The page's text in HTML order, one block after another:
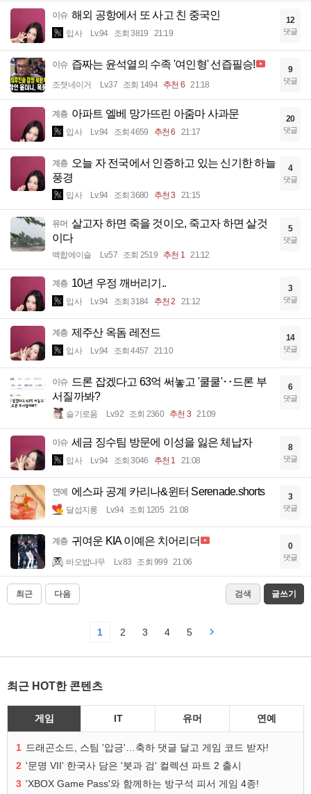
이슈 해외 공항에서 또 사고 친 중국인
입사 Lv.94 조회 3819 21:19
12
댓글
이슈 즙짜는 윤석열의 수족 '여인형' 선즙필승!
조졋네이거 Lv.37 조회 1494 추천 6 21:18
9
댓글
계층 아파트 엘베 망가뜨린 아줌마 사과문
입사 Lv.94 조회 4659 추천 6 21:17
20
댓글
계층 오늘 자 전국에서 인증하고 있는 신기한 하늘
풍경
입사 Lv.94 조회 3680 추천 3 21:15
4
댓글
유머 살고자 하면 죽을 것이오, 죽고자 하면 살것
이다
백합에이슬 Lv.57 조회 2519 추천 1 21:12
5
댓글
계층 10년 우정 깨버리기..
입사 Lv.94 조회 3184 추천 2 21:12
3
댓글
계층 제주산 옥돔 레전드
입사 Lv.94 조회 4457 21:10
14
댓글
이슈 드론 잡겠다고 63억 써놓고 '쿨쿨'‥드론 부
서질까봐?
슬기로움 Lv.92 조회 2360 추천 3 21:09
6
댓글
이슈 세금 징수팀 방문에 이성을 잃은 체납자
입사 Lv.94 조회 3046 추천 1 21:08
8
댓글
연예 에스파 공계 카리나&윈터 Serenade.shorts
달섭지롱 Lv.94 조회 1205 21:08
3
댓글
계층 귀여운 KIA 이예은 치어리더
바오밥나무 Lv.83 조회 999 21:06
0
댓글
최근 다음 검색 글쓰기
1 2 3 4 5
최근 HOT한 콘텐츠
게임 IT 유머 연예
1 드래곤소드, 스팀 '압긍'…축하 댓글 달고 게임 코드 받자!
2 '문명 VII' 한국사 담은 '붓과 검' 컬렉션 파트 2 출시
3 'XBOX Game Pass'와 함께하는 방구석 피서 게임 4종!